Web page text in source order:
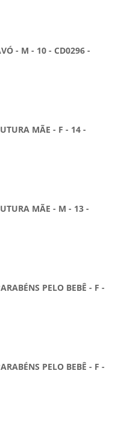
- M - 10 - CD0296 -
MÃE - F - 14 -
MÃE - M - 13 -
PELO BEBÊ - F -
PELO BEBÊ - F -